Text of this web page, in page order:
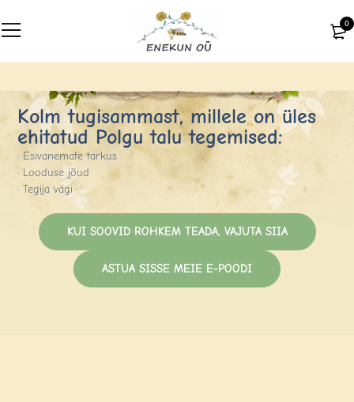
0
Kolm tugisammast, millele on üles
ehitatud Polgu talu tegemised:
· Esivanemate tarkus
· Looduse jõud
· Tegija vägi
KUI SOOVID ROHKEM TEADA, VAJUTA SIIA
ASTUA SISSE MEIE E-POODI